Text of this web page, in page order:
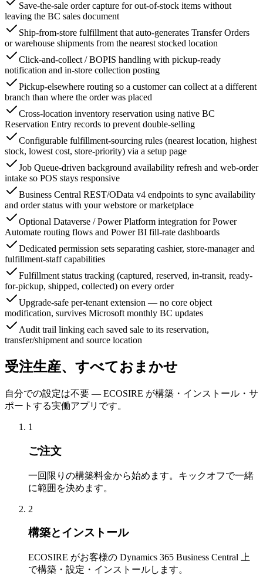
Save-the-sale order capture for out-of-stock items without
leaving the BC sales document
Ship-from-store fulfillment that auto-generates Transfer Orders
or warehouse shipments from the nearest stocked location
Click-and-collect / BOPIS handling with pickup-ready
notification and in-store collection posting
Pickup-elsewhere routing so a customer can collect at a different
branch than where the order was placed
Cross-location inventory reservation using native BC
Reservation Entry records to prevent double-selling
Configurable fulfillment-sourcing rules (nearest location, highest
stock, lowest cost, store-priority) via a setup page
Job Queue-driven background availability refresh and web-order
intake so POS stays responsive
Business Central REST/OData v4 endpoints to sync availability
and order status with your webstore or marketplace
Optional Dataverse / Power Platform integration for Power
Automate routing flows and Power BI fill-rate dashboards
Dedicated permission sets separating cashier, store-manager and
fulfillment-staff capabilities
Fulfillment status tracking (captured, reserved, in-transit, ready-
for-pickup, shipped, collected) on every order
Upgrade-safe per-tenant extension — no core object
modification, survives Microsoft monthly BC updates
Audit trail linking each saved sale to its reservation,
transfer/shipment and source location
受注生産、すべておまかせ
自分での設定は不要 — ECOSIRE が構築・インストール・サ
ポートする実働アプリです。
1
ご注文
一回限りの構築料金から始めます。キックオフで一緒
に範囲を決めます。
2
構築とインストール
ECOSIRE がお客様の Dynamics 365 Business Central 上
で構築・設定・インストールします。